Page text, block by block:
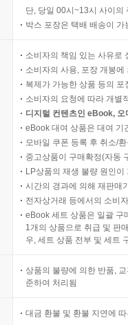
단, 당일 00시~13시 사이의
박스 포장은 택배 배송이
소비자의 책임 있는 사유로
소비자의 사용, 포장 개봉
복제가 가능한 상품 등의
소비자의 요청에 따라 개별
디지털 컨텐츠인 eBook,
eBook 대여 상품은 대여 기
모바일 쿠폰 등록 후 취소/
중고상품이 구매확정(자동
LP상품의 재생 불량 원인
시간의 경과에 의해 재판매
전자상거래 등에서의 소비
eBook 세트 상품은 일괄 구
1개의 상품으로 취급 및 판
우, 세트 상품 전부 및 세트
상품의 불량에 의한 반품,
준하여 처리됨
대금 환불 및 환불 지연에